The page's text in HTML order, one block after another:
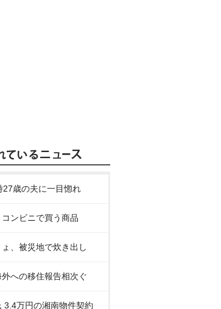
27歳の夫に一目惚れ
ンビニで買う商品
、被災地で炊き出し
への移住報告相次ぐ
3.4万円の湘南物件契約